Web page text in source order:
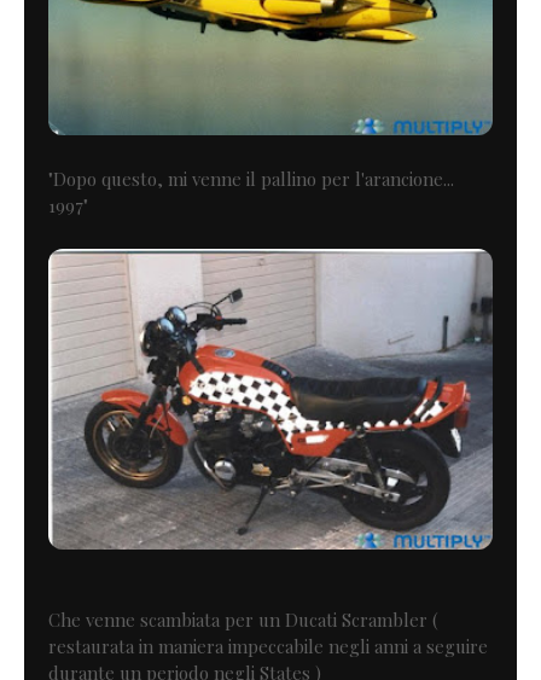
"Dopo questo, mi venne il pallino per l'arancione...
1997"
Che venne scambiata per un Ducati Scrambler (
restaurata in maniera impeccabile negli anni a seguire
durante un periodo negli States )